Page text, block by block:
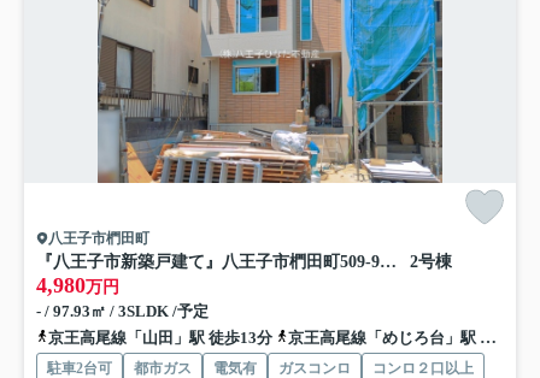
八王子市椚田町
『八王子市新築戸建て』八王子市椚田町509-9【仲介手数料無料】 2号棟
4,980万円
- / 97.93㎡ / 3SLDK /予定
京王高尾線「山田」駅 徒歩13分
京王高尾線「めじろ台」駅 徒歩15分
駐車2台可 都市ガス 電気有 ガスコンロ
コンロ２口以上